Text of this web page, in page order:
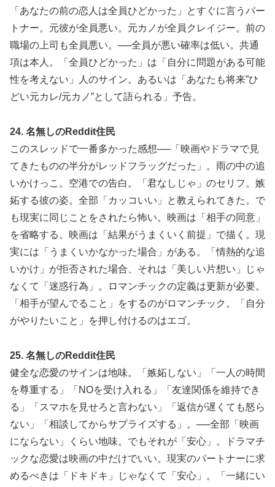
「あなたの前の恋人は全員ひどかった」とすぐに言うパー
トナー。元彼が全員悪い。元カノが全員クレイジー。前の
職場の上司も全員悪い。──全員が悪い確率は低い。共通
項は本人。「全員ひどかった」は「自分に問題がある可能
性を考えない」人のサイン。あるいは「あなたも将来”ひ
どい元カレ/元カノ”として語られる」予告。
24. 名無しのReddit住民
このスレッドで一番多かった感想──「映画やドラマで見
てきたものの半分がレッドフラッグだった」。雨の中の追
いかけっこ。空港での告白。「君なしじゃ」のセリフ。嫉
妬する彼の姿。全部「カッコいい」と教えられてきた。で
も現実に同じことをされたら怖い。映画は「相手の同意」
を省略する。映画は「結果がうまくいく前提」で描く。現
実には「うまくいかなかった場合」がある。「情熱的な追
いかけ」が拒否された場合、それは「美しい片想い」じゃ
なくて「迷惑行為」。ロマンチックの定義は更新が必要。
「相手が望んでること」をするのがロマンチック。「自分
がやりたいこと」を押し付けるのはエゴ。
25. 名無しのReddit住民
健全な恋愛のサインは地味。「嫉妬しない」「一人の時間
を尊重する」「NOを受け入れる」「友達関係を維持でき
る」「スマホを見せろと言わない」「返信が遅くても怒ら
ない」「相談してからサプライズする」。──全部「映画
にならない」くらい地味。でもそれが「安心」。ドラマチ
ックな恋愛は映画の中だけでいい。現実のパートナーに求
めるべきは「ドキドキ」じゃなくて「安心」。「一緒にい